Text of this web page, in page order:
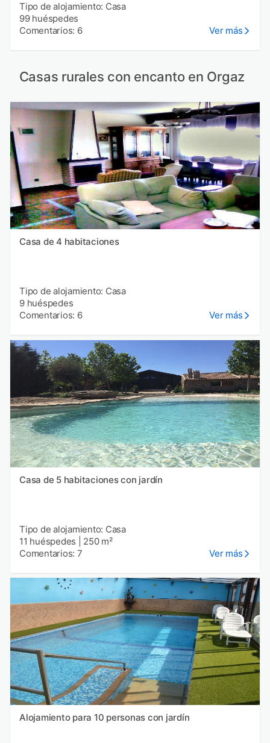
Tipo de alojamiento: Casa
99 huéspedes
Comentarios: 6
Ver más
Casas rurales con encanto en Orgaz
Casa de 4 habitaciones
Tipo de alojamiento: Casa
9 huéspedes
Comentarios: 6
Ver más
Casa de 5 habitaciones con jardín
Tipo de alojamiento: Casa
11 huéspedes
250 m²
Comentarios: 7
Ver más
Alojamiento para 10 personas con jardín